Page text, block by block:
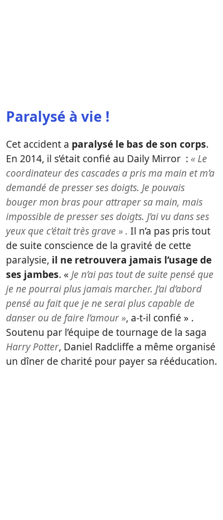
Paralysé à vie !
Cet accident a paralysé le bas de son corps.
En 2014, il s’était confié au Daily Mirror : « Le
coordinateur des cascades a pris ma main et m’a
demandé de presser ses doigts. Je pouvais
bouger mon bras pour attraper sa main, mais
impossible de presser ses doigts. J’ai vu dans ses
yeux que c’était très grave » . Il n’a pas pris tout
de suite conscience de la gravité de cette
paralysie, il ne retrouvera jamais l’usage de
ses jambes. « Je n’ai pas tout de suite pensé que
je ne pourrai plus jamais marcher. J’ai d’abord
pensé au fait que je ne serai plus capable de
danser ou de faire l’amour », a-t-il confié » .
Soutenu par l’équipe de tournage de la saga
Harry Potter, Daniel Radcliffe a même organisé
un dîner de charité pour payer sa rééducation.